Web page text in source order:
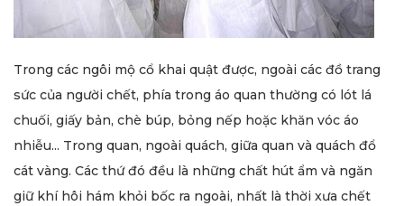
Trong các ngôi mộ cổ khai quật được, ngoài các đồ trang
sức của người chết, phía trong áo quan thường có lót lá
chuối, giấy bản, chè búp, bỏng nếp hoặc khăn vóc áo
nhiễu... Trong quan, ngoài quách, giữa quan và quách đổ
cát vàng. Các thứ đó đều là những chất hút ẩm và ngăn
giữ khí hôi hám khỏi bốc ra ngoài, nhất là thời xưa chết